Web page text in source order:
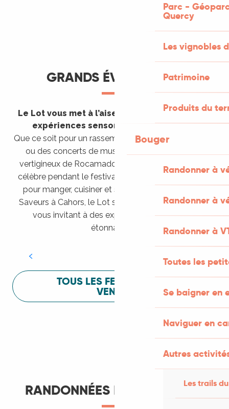
Parc -
Quercy
Les vignobles
Patrimoine
Produits du
Bouger
Randonner à
Randonner à
Randonner à
Toutes les
Se baigner en
Naviguer en
Autres
Les trails
GRANDS ÉVÈNEMENTS
Le Lot vous met à l’aise en vous invitant à des
expériences sensorielles étonnantes !
Que ce soit pour un rassemblement de montgolfières
ou des concerts de musique sacrée dans le site
vertigineux de Rocamadour, pour écouter un opéra
célèbre pendant le festival de Saint-Céré ou encore
pour manger, cuisiner et s’amuser pendant Lot of
Saveurs à Cahors, le Lot sait vous mettre à l’aise en
vous invitant à des expériences sensorielles
étonnantes !
Festival Lot of Saveurs
TOUS LES FESTIVALS À
VENIR
RANDONNÉES ET ITINÉRANCE